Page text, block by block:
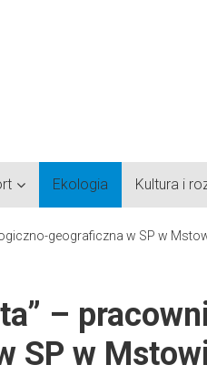
Ekologia Kultura i
–
SP w